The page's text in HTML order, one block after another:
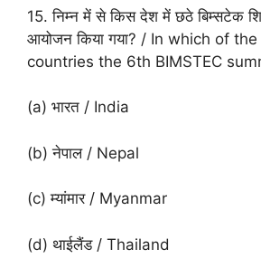
15. निम्न में से किस देश में छठे बिम्सटेक
आयोजन किया गया? / In which of
countries the 6th BIMSTEC
(a) भारत / India
(b) नेपाल / Nepal
(c) म्यांमार / Myanmar
(d) थाईलैंड / Thailand